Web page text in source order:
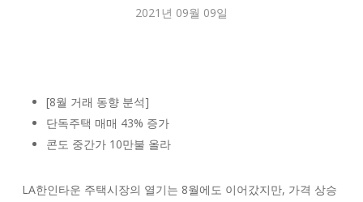
2021년 09월 09일
[8월 거래 동향 분석]
단독주택 매매 43% 증가
콘도 중간가 10만불 올라
LA한인타운 주택시장의 열기는 8월에도 이어갔지만, 가격 상승